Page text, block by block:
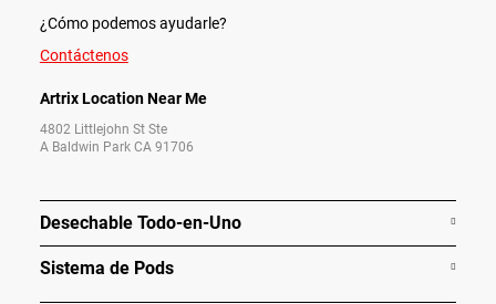
¿Cómo podemos ayudarle?
Contáctenos
Artrix Location Near Me
4802 Littlejohn St Ste
A Baldwin Park CA 91706
Desechable Todo-en-Uno
Sistema de Pods